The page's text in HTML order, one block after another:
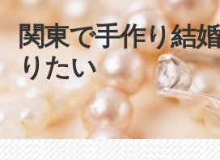
ナ
ビ
ゲ
ー
シ
ョ
ン
コ
ン
テ
ン
ツ
へ
ス
関東で手作り結
りたい
ホーム